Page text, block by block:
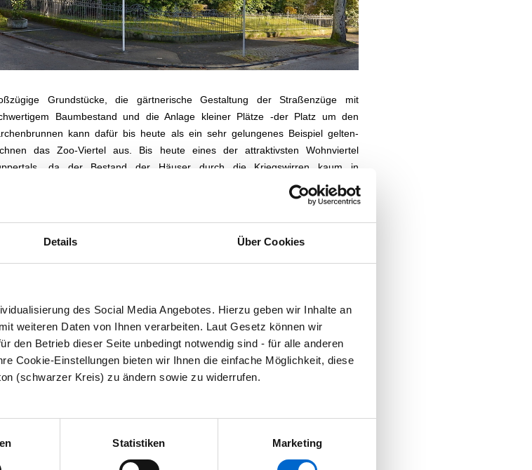
Details Über Cookies
des Social Media Angebotes. Hierzu geben wir Inhalte an
weiteren Daten von Ihnen verarbeiten. Laut Gesetz können wir
den Betrieb dieser Seite unbedingt notwendig sind - für alle anderen
Cookie-Einstellungen bieten wir Ihnen die einfache Möglichkeit, diese
(schwarzer Kreis) zu ändern sowie zu widerrufen.
Statistiken Marketing
Grundstücke, die gärtnerische Gestaltung der Straßenzüge mit
Baumbestand und die Anlage kleiner Plätze -der Platz um den
kann dafür bis heute als ein sehr gelungenes Beispiel gelten-
das Zoo-Viertel aus. Bis heute eines der attraktivsten Wohnviertel
da der Bestand der Häuser durch die Kriegswirren kaum in
im Westen der
die schon vor
Spatenstich zum Bau
ersten Villa
geplant war. Im
zu den anderen
Villenvierteln in
den Wohnanlagen an
Barmer Südhöhen-